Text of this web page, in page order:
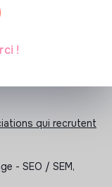
qui recrutent
- SEO / SEM,
!